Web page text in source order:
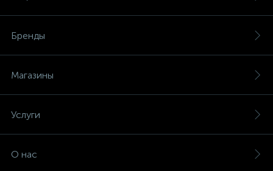
Бренды
Магазины
Услуги
О нас